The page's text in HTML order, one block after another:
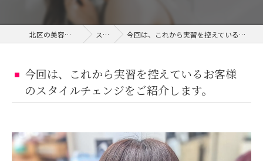
北区の美容院ならリリー美容室 スタイル 今回は、これから実習を控えているお客様のスタイルチェンジをご紹介します。
今回は、これから実習を控えているお客様
のスタイルチェンジをご紹介します。